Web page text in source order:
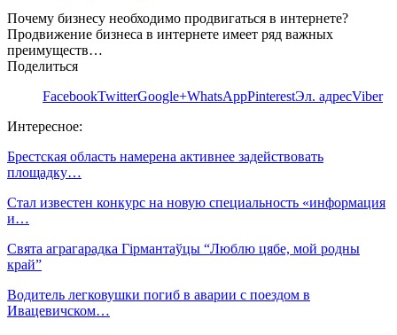
Почему бизнесу необходимо продвигаться в интернете?
Продвижение бизнеса в интернете имеет ряд важных
преимуществ…
Поделиться
FacebookTwitterGoogle+WhatsAppPinterestЭл. адресViber
Интересное:
Брестская область намерена активнее задействовать
площадку…
Стал известен конкурс на новую специальность «информация
и…
Свята аграгарадка Гірмантаўцы “Люблю цябе, мой родны
край”
Водитель легковушки погиб в аварии с поездом в
Ивацевичском…